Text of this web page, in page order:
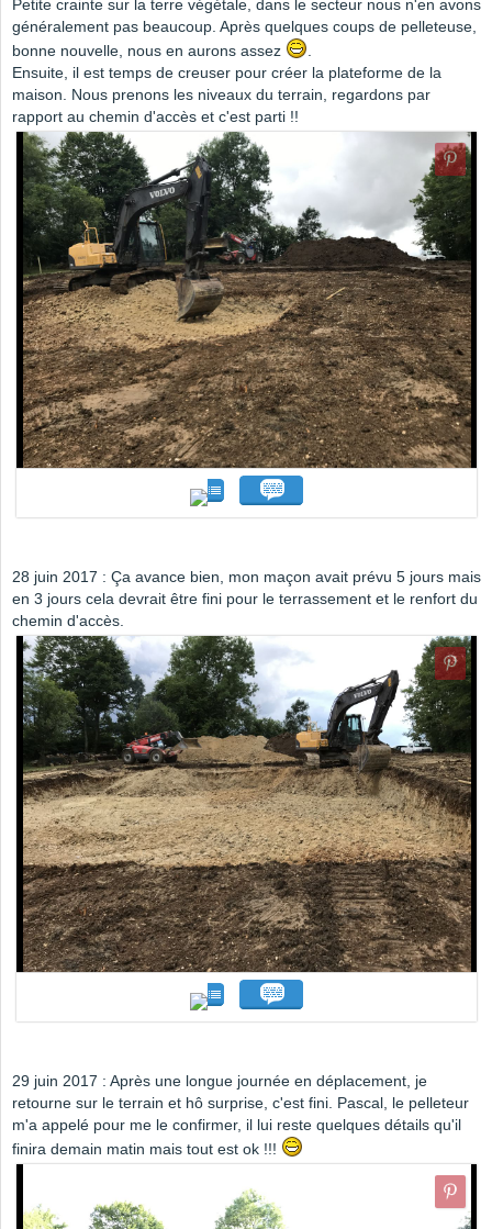
Petite crainte sur la terre végétale, dans le secteur nous n'en avons
généralement pas beaucoup. Après quelques coups de pelleteuse,
bonne nouvelle, nous en aurons assez
.
Ensuite, il est temps de creuser pour créer la plateforme de la
maison. Nous prenons les niveaux du terrain, regardons par
rapport au chemin d'accès et c'est parti !!
28 juin 2017 : Ça avance bien, mon maçon avait prévu 5 jours mais
en 3 jours cela devrait être fini pour le terrassement et le renfort du
chemin d'accès.
29 juin 2017 : Après une longue journée en déplacement, je
retourne sur le terrain et hô surprise, c'est fini. Pascal, le pelleteur
m'a appelé pour me le confirmer, il lui reste quelques détails qu'il
finira demain matin mais tout est ok !!!